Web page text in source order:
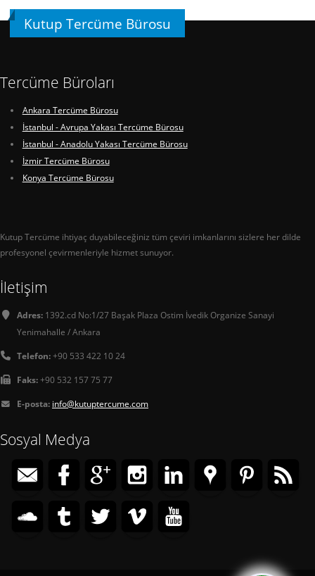
Kutup Tercüme Bürosu
Tercüme Büroları
Ankara Tercüme Bürosu
İstanbul - Avrupa Yakası Tercüme Bürosu
İstanbul - Anadolu Yakası Tercüme Bürosu
İzmir Tercüme Bürosu
Konya Tercüme Bürosu
Kutup Tercüme ihtiyaç duyabileceğiniz tüm çeviri imkanlarını sizlere her dilde
profesyonel çevirmenleriyle hizmet sunuyor.
İletişim
Adres: 1392.cd No:1/27 Başak Plaza Ostim İvedik Organize Sanayi
Yenimahalle / Ankara
Telefon:+90 533 422 10 24
Faks:+90 532 157 75 77
E-posta: info@kutuptercume.com
Sosyal Medya